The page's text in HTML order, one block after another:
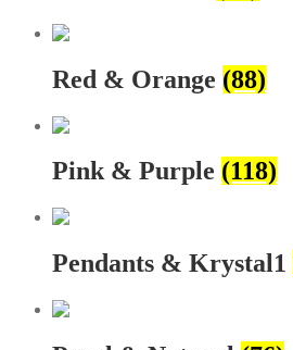
Red & Orange (88)
Pink & Purple (118)
Pendants & Krystal1